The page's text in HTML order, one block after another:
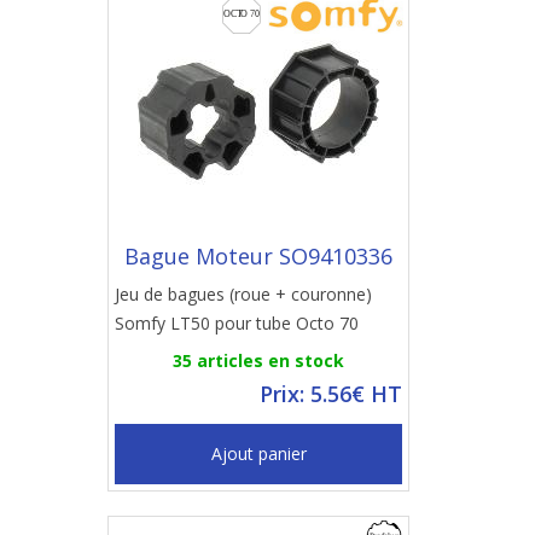
Bague Moteur SO9410336
Jeu de bagues (roue + couronne)
Somfy LT50 pour tube Octo 70
35 articles en stock
Prix: 5.56€ HT
Ajout panier